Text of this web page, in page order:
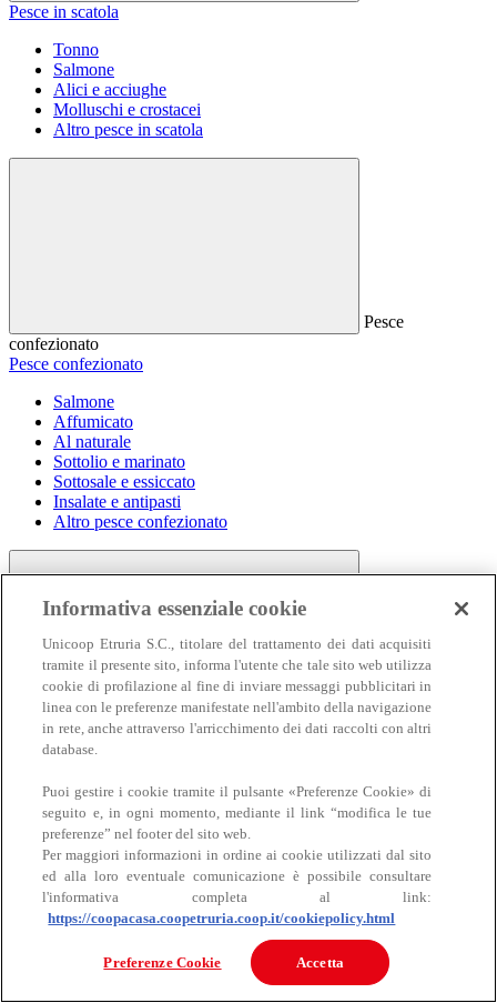
Pesce in scatola
Tonno
Salmone
Alici e acciughe
Molluschi e crostacei
Altro pesce in scatola
Pesce
confezionato
Pesce confezionato
Salmone
Affumicato
Al naturale
Sottolio e marinato
Sottosale e essiccato
Insalate e antipasti
Altro pesce confezionato
Carne
Carne
Bovino
Informativa essenziale cookie
Unicoop Etruria S.C., titolare del trattamento dei dati acquisiti
tramite il presente sito, informa l'utente che tale sito web utilizza
cookie di profilazione al fine di inviare messaggi pubblicitari in
linea con le preferenze manifestate nell'ambito della navigazione
in rete, anche attraverso l'arricchimento dei dati raccolti con altri
database.
Puoi gestire i cookie tramite il pulsante «Preferenze Cookie» di
seguito e, in ogni momento, mediante il link “modifica le tue
preferenze” nel footer del sito web.
Per maggiori informazioni in ordine ai cookie utilizzati dal sito
ed alla loro eventuale comunicazione è possibile consultare
l'informativa completa al link:
https://coopacasa.coopetruria.coop.it/cookiepolicy.html
Preferenze Cookie Accetta